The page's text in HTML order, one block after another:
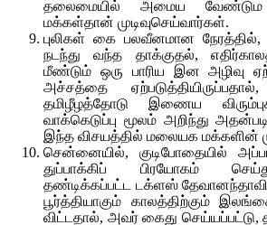
தலைமையில் அமைய
மக்கள்தான் முடிவுசெய்வார்கள்.
புலிகள் கை பலவீனமான
நடந்து வந்த தாக்குதல்,
மீண்டும் ஒரு பாரிய இன அழிவு
அச்சத்தை
தமிழீழத்தோடு இணைய
வாக்கெடுப்பு மூலம் அறிந்து
இந்த விசயத்தில் மலையக மக்களின்
சென்னையில், குடிபோதையில்
துப்பாக்கிப் பிரயோகம்
தண்டிக்கப்பட்ட டக்ளஸ்
பூர்த்தியாகும் காலத்திற்கும்
விட்டதால், அவர் கைது செய்யப்பட்டு,